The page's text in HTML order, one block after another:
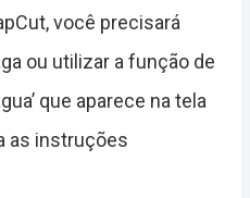
você precisará
ou utilizar a função de
que aparece na tela
as instruções